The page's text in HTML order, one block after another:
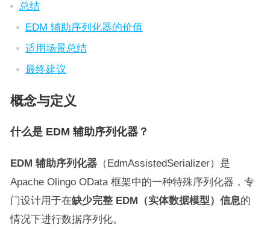
总结
EDM 辅助序列化器的价值
适用场景总结
最终建议
概念与定义
什么是 EDM 辅助序列化器？
EDM 辅助序列化器（EdmAssistedSerializer）是
Apache Olingo OData 框架中的一种特殊序列化器，专
门设计用于在缺少完整 EDM（实体数据模型）信息的
情况下进行数据序列化。